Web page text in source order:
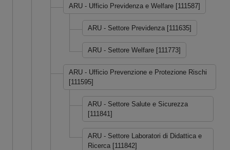
ARU - Ufficio Previdenza e Welfare [111587]
ARU - Settore Previdenza [111635]
ARU - Settore Welfare [111773]
ARU - Ufficio Prevenzione e Protezione Rischi
[111595]
ARU - Settore Salute e Sicurezza
[111841]
ARU - Settore Laboratori di Didattica e
Ricerca [111842]